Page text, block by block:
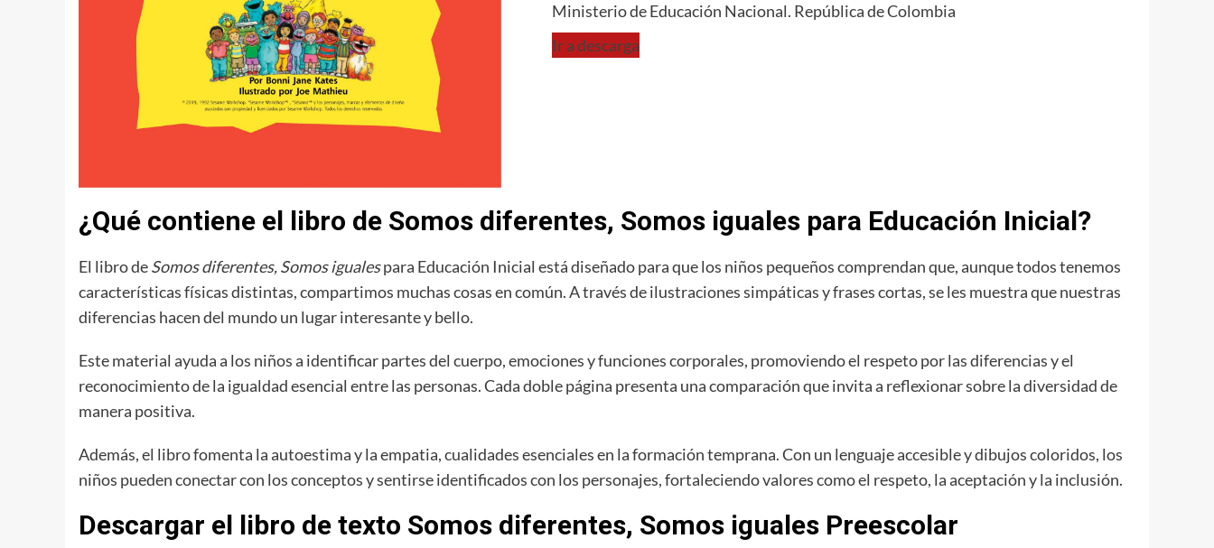
Ministerio de Educación Nacional. República de Colombia
Ir a descarga
¿Qué contiene el libro de Somos diferentes, Somos iguales para Educación Inicial?
El libro deSomos diferentes, Somos igualespara Educación Inicial está diseñado para que los niños pequeños comprendan que, aunque todos tenemos
características físicas distintas, compartimos muchas cosas en común. A través de ilustraciones simpáticas y frases cortas, se les muestra que nuestras
diferencias hacen del mundo un lugar interesante y bello.
Este material ayuda a los niños a identificar partes del cuerpo, emociones y funciones corporales, promoviendo el respeto por las diferencias y el
reconocimiento de la igualdad esencial entre las personas. Cada doble página presenta una comparación que invita a reflexionar sobre la diversidad de
manera positiva.
Además, el libro fomenta la autoestima y la empatia, cualidades esenciales en la formación temprana. Con un lenguaje accesible y dibujos coloridos, los
niños pueden conectar con los conceptos y sentirse identificados con los personajes, fortaleciendo valores como el respeto, la aceptación y la inclusión.
Descargar el libro de texto Somos diferentes, Somos iguales Preescolar